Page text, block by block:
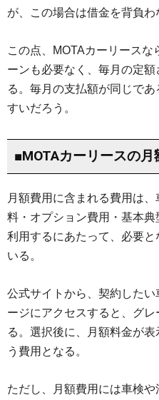
が、この場合は借金を背負わ
この点、MOTAカーリースな
ーンも必要なく、毎月の定
る。毎月の支払額が同じで
すいだろう。
■MOTAカーリースの月
月額費用に含まれる費用は
料・オプション費用・基本
利用するにあたって、必要
いる。
公式サイトから、契約した
ージにアクセスすると、グ
る。選択後に、月額料金が
う費用となる。
ただし、月額費用には車検